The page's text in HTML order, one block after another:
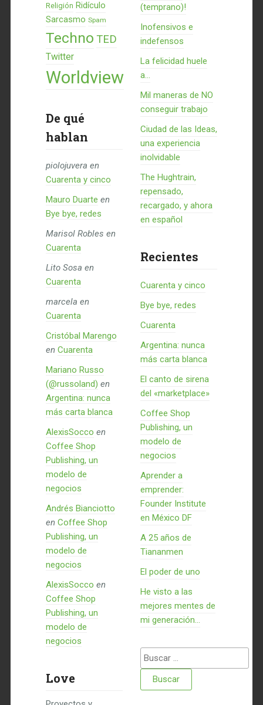
Religión Ridículo
Sarcasmo Spam
Techno TED
Twitter
Worldview
De qué
hablan
piolojuvera en
Cuarenta y cinco
Mauro Duarte en
Bye bye, redes
Marisol Robles en
Cuarenta
Lito Sosa en
Cuarenta
marcela en
Cuarenta
Cristóbal Marengo
en Cuarenta
Mariano Russo
(@russoland) en
Argentina: nunca
más carta blanca
AlexisSocco en
Coffee Shop
Publishing, un
modelo de
negocios
Andrés Bianciotto
en Coffee Shop
Publishing, un
modelo de
negocios
AlexisSocco en
Coffee Shop
Publishing, un
modelo de
negocios
Love
(temprano)!
Inofensivos e
indefensos
La felicidad huele
a...
Mil maneras de NO
conseguir trabajo
Ciudad de las Ideas,
una experiencia
inolvidable
The Hughtrain,
repensado,
recargado, y ahora
en español
Recientes
Cuarenta y cinco
Bye bye, redes
Cuarenta
Argentina: nunca
más carta blanca
El canto de sirena
del «marketplace»
Coffee Shop
Publishing, un
modelo de
negocios
Aprender a
emprender:
Founder Institute
en México DF
A 25 años de
Tiananmen
El poder de uno
He visto a las
mejores mentes de
mi generación…
Buscar: